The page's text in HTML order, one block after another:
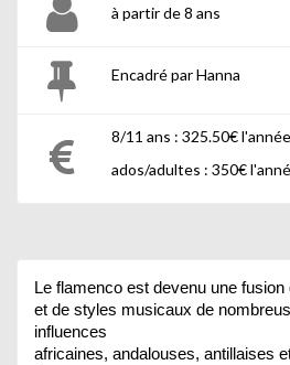
à partir de 8 ans
Encadré par Hanna
8/11 ans : 325.50€ l'année
ados/adultes : 350€
Le flamenco est devenu une fusion
et de styles musicaux de
influences
africaines, andalouses, antillaises